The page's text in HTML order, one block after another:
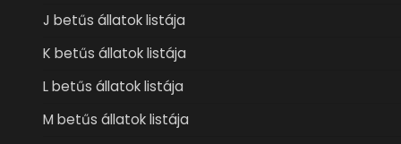
J betűs állatok listája
K betűs állatok listája
L betűs állatok listája
M betűs állatok listája